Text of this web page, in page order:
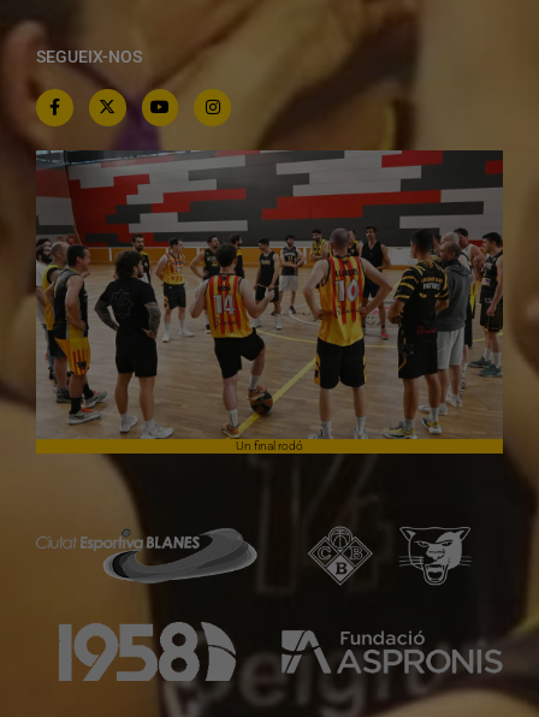
SEGUEIX-NOS
Un final rodó